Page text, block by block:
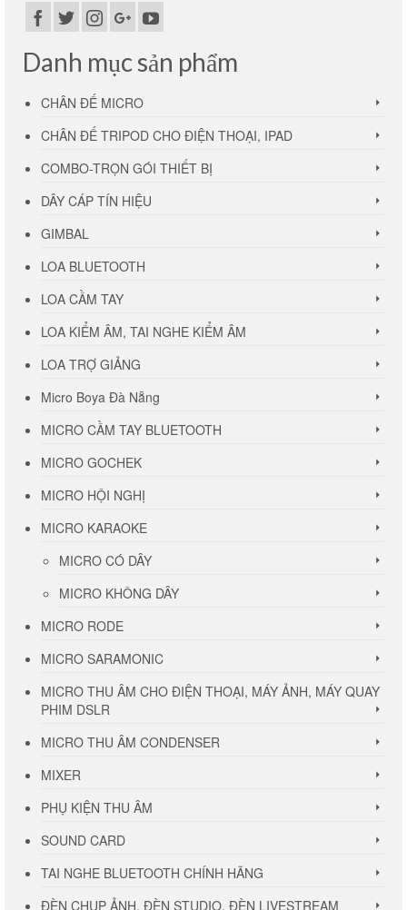
Danh mục sản phẩm
CHÂN ĐẾ MICRO
CHÂN ĐẾ TRIPOD CHO ĐIỆN THOẠI, IPAD
COMBO-TRỌN GÓI THIẾT BỊ
DÂY CÁP TÍN HIỆU
GIMBAL
LOA BLUETOOTH
LOA CẦM TAY
LOA KIỂM ÂM, TAI NGHE KIỂM ÂM
LOA TRỢ GIẢNG
Micro Boya Đà Nẵng
MICRO CẦM TAY BLUETOOTH
MICRO GOCHEK
MICRO HỘI NGHỊ
MICRO KARAOKE
MICRO CÓ DÂY
MICRO KHÔNG DÂY
MICRO RODE
MICRO SARAMONIC
MICRO THU ÂM CHO ĐIỆN THOẠI, MÁY ẢNH, MÁY QUAY
PHIM DSLR
MICRO THU ÂM CONDENSER
MIXER
PHỤ KIỆN THU ÂM
SOUND CARD
TAI NGHE BLUETOOTH CHÍNH HÃNG
ĐÈN CHỤP ẢNH, ĐÈN STUDIO, ĐÈN LIVESTREAM